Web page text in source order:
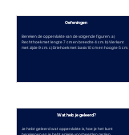
Oefeningen
Bereken de oppervlakte van de volgende figuren: a)
Rechthoek met lengte 7 cm en breedte 4 cm. b) Vierkant
met zijde 9 cm. c) Driehoek met basis 10 cm en hoogte 5 cm.
Wat heb je geleerd?
Je hebt geleerd wat oppervlakte is, hoe je het kunt